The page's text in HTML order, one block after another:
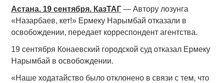
Астана. 19 сентября. КазТАГ— Автору лозунга
«Назарбаев, кет!» Ермеку Нарымбай отказали в
освобождении, передает корреспондент агентства.
19 сентября Конаевский городской суд отказал Ермеку
Нарымбай в освобождении.
«Наше ходатайство было отклонено в связи с тем, что